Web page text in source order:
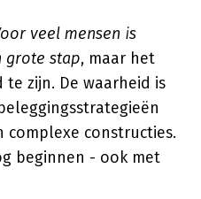
veel mensen is
grote stap, maar het
zijn. De waarheid is
constructies.
beginnen - ook met